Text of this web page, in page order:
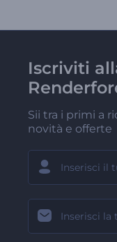
Iscriviti
Sii tra i primi a
novità e offerte